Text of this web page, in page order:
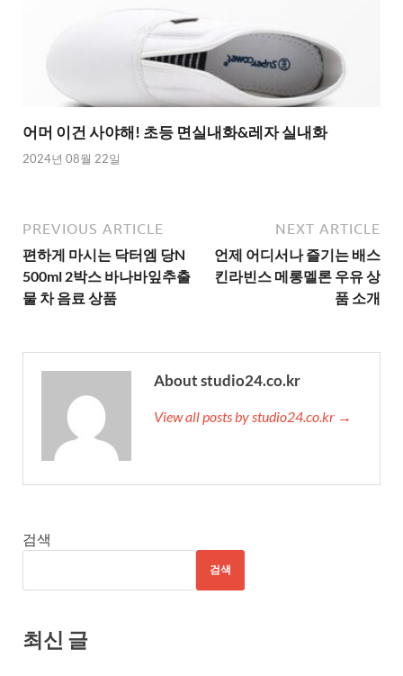
어머 이건 사야해! 초등 면실내화&레자 실내화
2024년 08월 22일
PREVIOUS ARTICLE
편하게 마시는 닥터엠 당N
500ml 2박스 바나바잎추출
물 차 음료 상품
NEXT ARTICLE
언제 어디서나 즐기는 배스
킨라빈스 메롱멜론 우유 상
품 소개
About studio24.co.kr
View all posts by studio24.co.kr →
검색
검색
최신 글